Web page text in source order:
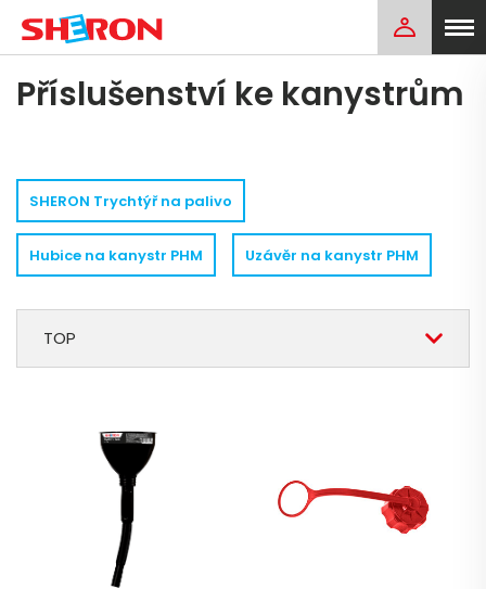
Příslušenství ke kanystrům
TOP
SHERON Trychtýř na palivo
Hubice na kanystr PHM Uzávěr na kanystr PHM